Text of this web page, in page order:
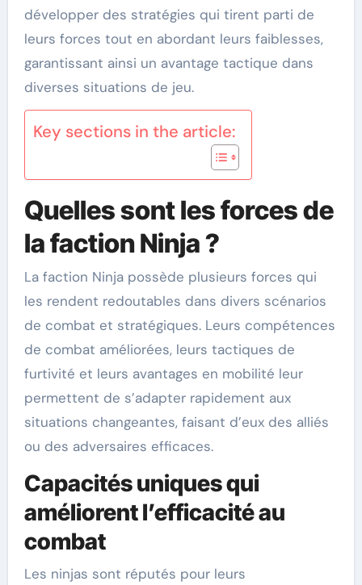
développer des stratégies qui tirent parti de
leurs forces tout en abordant leurs faiblesses,
garantissant ainsi un avantage tactique dans
diverses situations de jeu.
Key sections in the article:
Quelles sont les forces de
la faction Ninja ?
La faction Ninja possède plusieurs forces qui
les rendent redoutables dans divers scénarios
de combat et stratégiques. Leurs compétences
de combat améliorées, leurs tactiques de
furtivité et leurs avantages en mobilité leur
permettent de s’adapter rapidement aux
situations changeantes, faisant d’eux des alliés
ou des adversaires efficaces.
Capacités uniques qui
améliorent l’efficacité au
combat
Les ninjas sont réputés pour leurs